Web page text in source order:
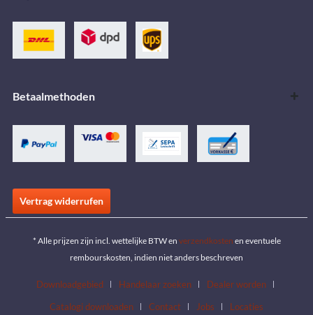
Betaalmethoden
Vertrag widerrufen
* Alle prijzen zijn incl. wettelijke BTW en verzendkosten en eventuele
rembourskosten, indien niet anders beschreven
Downloadgebied Handelaar zoeken
Dealer worden
Catalogi downloaden
Contact Jobs Locaties